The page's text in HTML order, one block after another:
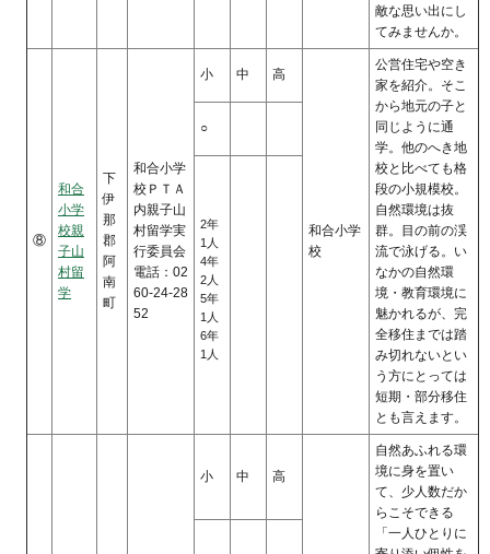
敵な思い出にし
てみませんか。
⑧
和合
小学
校親
子山
村留
学
下
伊
那
郡
阿
南
町
和合小学
校ＰＴＡ
内親子山
村留学実
行委員会
電話：02
60-24-28
52
小 中 高
和合小学
校
公営住宅や空き
家を紹介。そこ
から地元の子と
同じように通
学。他のへき地
校と比べても格
段の小規模校。
自然環境は抜
群。目の前の渓
流で泳げる。い
なかの自然環
境・教育環境に
魅かれるが、完
全移住までは踏
み切れないとい
う方にとっては
短期・部分移住
とも言えます。
○
2年
1人
4年
2人
5年
1人
6年
1人
小 中 高
自然あふれる環
境に身を置い
て、少人数だか
らこそできる
「一人ひとりに